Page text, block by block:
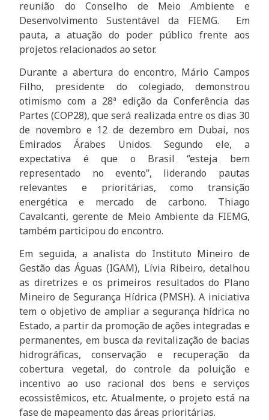
reunião do Conselho de Meio Ambiente e
Desenvolvimento Sustentável da FIEMG. Em
pauta, a atuação do poder público frente aos
projetos relacionados ao setor.
Durante a abertura do encontro, Mário Campos
Filho, presidente do colegiado, demonstrou
otimismo com a 28ª edição da Conferência das
Partes (COP28), que será realizada entre os dias 30
de novembro e 12 de dezembro em Dubai, nos
Emirados Árabes Unidos. Segundo ele, a
expectativa é que o Brasil ‘’esteja bem
representado no evento’’, liderando pautas
relevantes e prioritárias, como transição
energética e mercado de carbono. Thiago
Cavalcanti, gerente de Meio Ambiente da FIEMG,
também participou do encontro.
Em seguida, a analista do Instituto Mineiro de
Gestão das Águas (IGAM), Lívia Ribeiro, detalhou
as diretrizes e os primeiros resultados do Plano
Mineiro de Segurança Hídrica (PMSH). A iniciativa
tem o objetivo de ampliar a segurança hídrica no
Estado, a partir da promoção de ações integradas e
permanentes, em busca da revitalização de bacias
hidrográficas, conservação e recuperação da
cobertura vegetal, do controle da poluição e
incentivo ao uso racional dos bens e serviços
ecossistêmicos, etc. Atualmente, o projeto está na
fase de mapeamento das áreas prioritárias.